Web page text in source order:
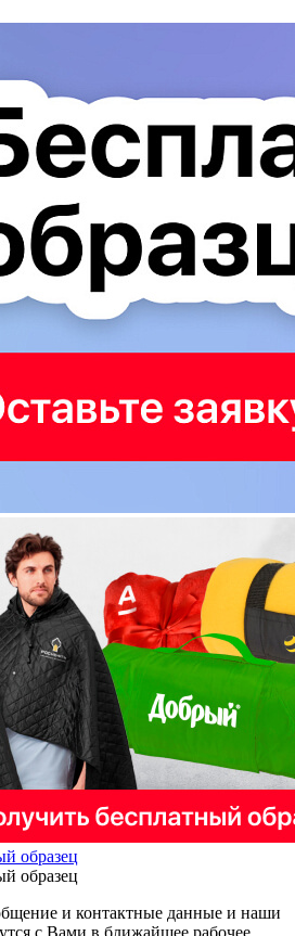
образец
образец
и контактные данные и наши
с Вами в ближайшее рабочее